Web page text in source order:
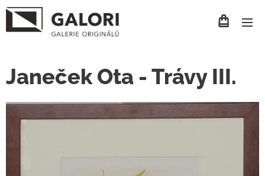
Janeček Ota - Trávy III.